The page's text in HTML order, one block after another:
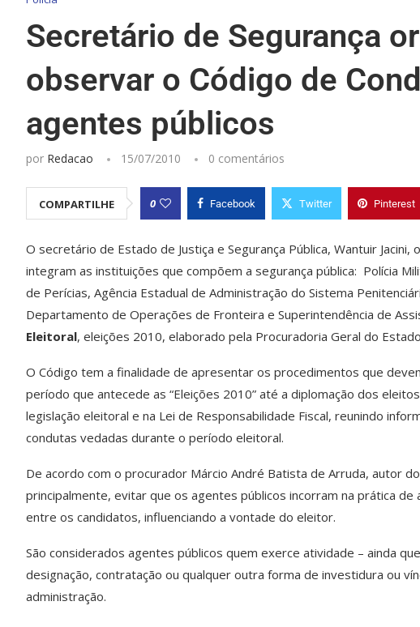
Secretário de Segurança
observar o Código de
agentes públicos
por Redacao 15/07/2010 0 comentários
COMPARTILHE 0 Facebook Twitter Pinterest
O secretário de Estado de Justiça e Segurança Pública, Wantuir
integram as instituições que compõem a segurança pública: Polícia
de Perícias, Agência Estadual de Administração do Sistema
Departamento de Operações de Fronteira e Superintendência de
Eleitoral, eleições 2010, elaborado pela Procuradoria Geral do
O Código tem a finalidade de apresentar os procedimentos que
período que antecede as “Eleições 2010” até a diplomação dos
legislação eleitoral e na Lei de Responsabilidade Fiscal, reunindo
condutas vedadas durante o período eleitoral.
De acordo com o procurador Márcio André Batista de Arruda, autor
principalmente, evitar que os agentes públicos incorram na prática
entre os candidatos, influenciando a vontade do eleitor.
São considerados agentes públicos quem exerce atividade – ainda
designação, contratação ou qualquer outra forma de investidura ou
administração.